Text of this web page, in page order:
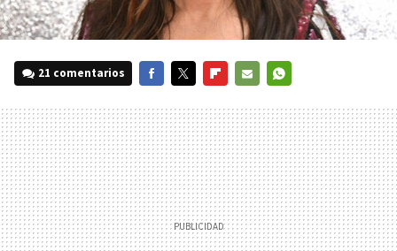
21 comentarios
MAIL